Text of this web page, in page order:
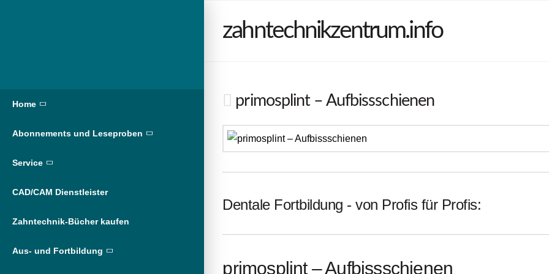
Home
Abonnements und Leseproben
Service
CAD/CAM Dienstleister
Zahntechnik-Bücher kaufen
Aus- und Fortbildung
zahntechnikzentrum.info
primosplint – Aufbissschienen
Dentale Fortbildung - von Profis für Profis:
primosplint – Aufbissschienen